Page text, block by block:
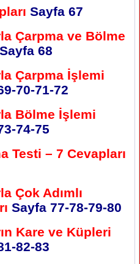
Sayfa 67
Çarpma ve Bölme
Sayfa 68
Çarpma İşlemi
70-71-72
Bölme İşlemi
74-75
Testi – 7 Cevapları
Çok Adımlı
Sayfa 77-78-79-80
Kare ve Küpleri
82-83